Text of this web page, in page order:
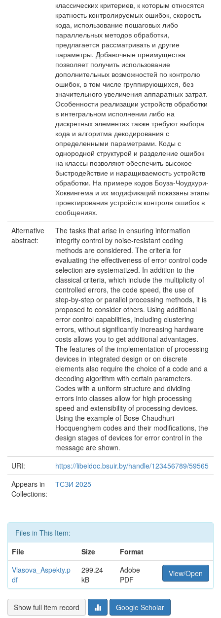
классических критериев, к которым относятся
кратность контролируемых ошибок, скорость
кода, использование пошаговых либо
параллельных методов обработки,
предлагается рассматривать и другие
параметры. Добавочные преимущества
позволяет получить использование
дополнительных возможностей по контролю
ошибок, в том числе группирующихся, без
значительного увеличения аппаратных затрат.
Особенности реализации устройств обработки
в интегральном исполнении либо на
дискретных элементах также требуют выбора
кода и алгоритма декодирования с
определенными параметрами. Коды с
однородной структурой и разделение ошибок
на классы позволяют обеспечить высокое
быстродействие и наращиваемость устройств
обработки. На примере кодов Боуза-Чоудхури-
Хоквингема и их модификаций показаны этапы
проектирования устройств контроля ошибок в
сообщениях.
Alternative
abstract:
The tasks that arise in ensuring information
integrity control by noise-resistant coding
methods are considered. The criteria for
evaluating the effectiveness of error control code
selection are systematized. In addition to the
classical criteria, which include the multiplicity of
controlled errors, the code speed, the use of
step-by-step or parallel processing methods, it is
proposed to consider others. Using additional
error control capabilities, including clustering
errors, without significantly increasing hardware
costs allows you to get additional advantages.
The features of the implementation of processing
devices in integrated design or on discrete
elements also require the choice of a code and a
decoding algorithm with certain parameters.
Codes with a uniform structure and dividing
errors into classes allow for high processing
speed and extensibility of processing devices.
Using the example of Bose-Chaudhuri-
Hocquenghem codes and their modifications, the
design stages of devices for error control in the
message are shown.
URI:
https://libeldoc.bsuir.by/handle/123456789/59565
Appears in
Collections:
ТСЗИ 2025
Files in This Item:
File
Size
Format
Vlasova_Aspekty.p
df
299.24
kB
Adobe
PDF
View/Open
Show full item record Google Scholar